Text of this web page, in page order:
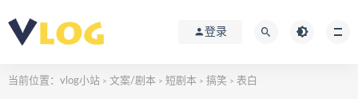
登录
当前位置： vlog小站 > 文案/剧本 > 短剧本 > 搞笑 > 表白